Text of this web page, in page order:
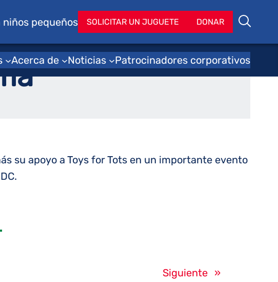
pequeños
SOLICITAR UN JUGUETE DONAR
Buscar
Acerca de Noticias Patrocinadores corporativos
continuó su
su apoyo a Toys for Tots en un importante evento
Siguiente »